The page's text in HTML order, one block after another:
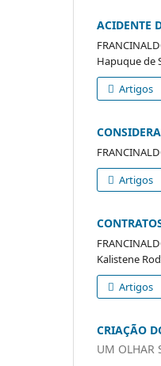
ACIDENTE
Hapuque de
Artigos
Artigos
Kalistene
Artigos
CRIAÇÃO
UM OLHAR